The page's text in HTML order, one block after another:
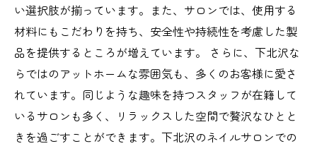
い選択肢が揃っています。また、サロンでは、使用する
材料にもこだわりを持ち、安全性や持続性を考慮した製
品を提供するところが増えています。 さらに、下北沢な
らではのアットホームな雰囲気も、多くのお客様に愛さ
れています。同じような趣味を持つスタッフが在籍して
いるサロンも多く、リラックスした空間で贅沢なひとと
きを過ごすことができます。下北沢のネイルサロンでの